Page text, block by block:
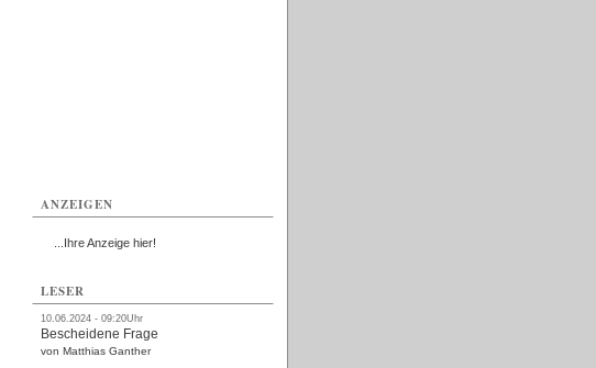
ANZEIGEN
...Ihre Anzeige hier!
LESER
10.06.2024 - 09:20Uhr
Bescheidene Frage
von Matthias Ganther